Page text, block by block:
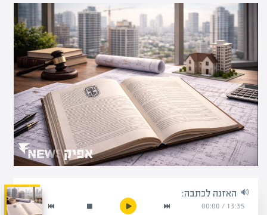
האזנה לכתבה:
13:35
/
00:00